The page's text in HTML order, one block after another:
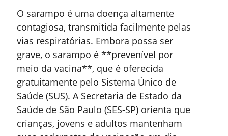
O sarampo é uma doença altamente
contagiosa, transmitida facilmente pelas
vias respiratórias. Embora possa ser
grave, o sarampo é **prevenível por
meio da vacina**, que é oferecida
gratuitamente pelo Sistema Único de
Saúde (SUS). A Secretaria de Estado da
Saúde de São Paulo (SES-SP) orienta que
crianças, jovens e adultos mantenham